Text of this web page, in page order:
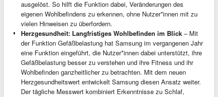
ausgelöst. So hilft die Funktion dabei, Veränderungen des
eigenen Wohlbefindens zu erkennen, ohne Nutzer*innen mit zu
vielen Hinweisen zu überfordern.
Herzgesundheit: Langfristiges Wohlbefinden im Blick – Mit
der Funktion Gefäßbelastung hat Samsung im vergangenen Jahr
eine Funktion eingeführt, die Nutzer*innen dabei unterstützt, ihre
Gefäßbelastung besser zu verstehen und ihre Fitness und ihr
Wohlbefinden ganzheitlicher zu betrachten. Mit dem neuen
Herzgesundheitswert entwickelt Samsung diesen Ansatz weiter.
Der tägliche Messwert kombiniert Erkenntnisse zu Schlaf,